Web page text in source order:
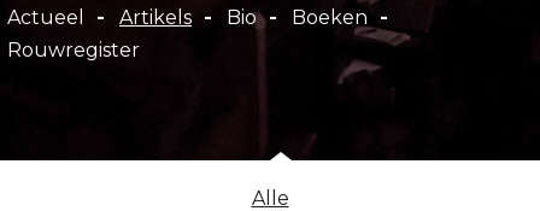
Hoofdnavigatie
Actueel Artikels Bio
Boeken
Rouwregister
Alle